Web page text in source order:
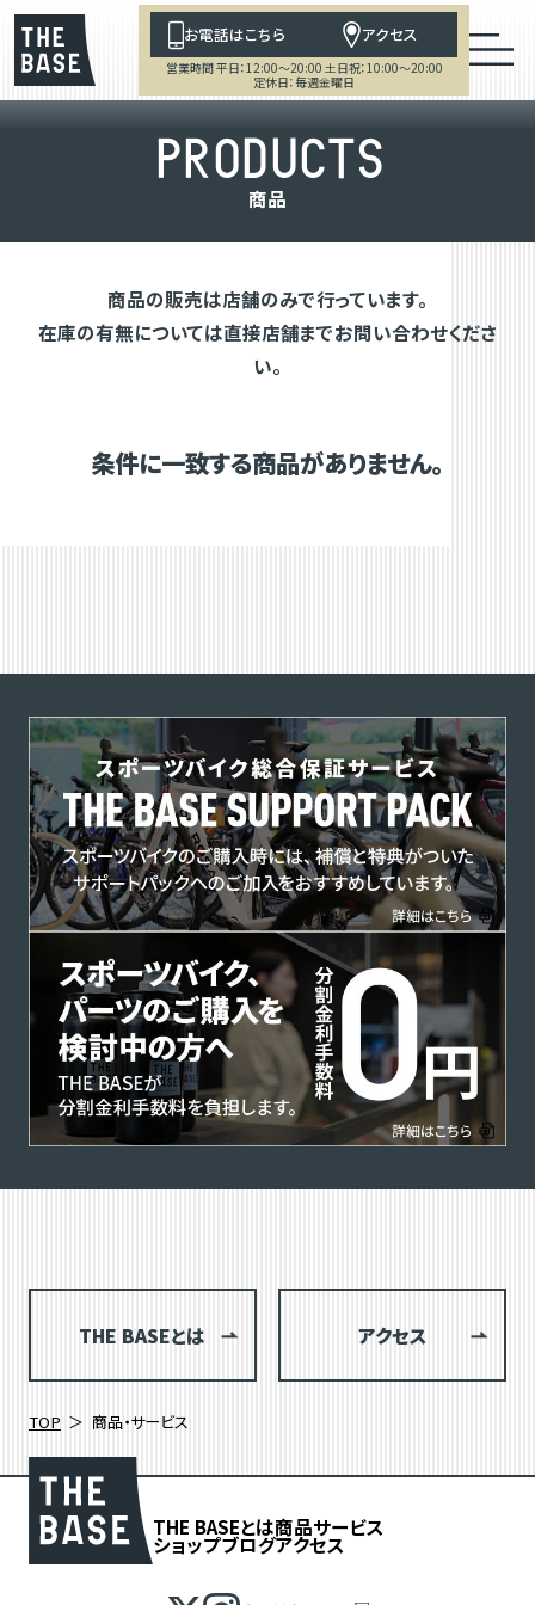
お電話はこちら アクセス
営業時間 平日：12:00～20:00 土日祝：10:00～20:00
定休日：毎週金曜日
PRODUCTS
商品
商品の販売は店舗のみで行っています。
在庫の有無については直接店舗までお問い合わせくださ
い。
条件に一致する商品がありません。
THE BASEとは アクセス
TOP 商品・サービス
THE BASEとは商品サービス
ショップブログアクセス